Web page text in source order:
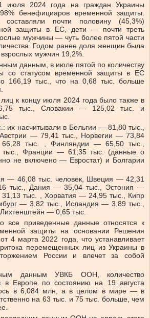
июля 2024 года на граждан Украины
бенефициаров временной защиты.
почти половину (45,3%)
защиты в ЕС, дети — почти треть
мужчины — чуть более пятой части
Годом ранее доля женщин была
мужчин 19,2%.
данным, в июле пятой по количеству
со статусом временной защиты в ЕС
166,19 тыс., что на 0,68 тыс. больше
к концу июля 2024 года было также в
тыс., Словакии — 125,02 тыс. и
их насчитывали в Бельгии — 81,80 тыс.,
— 79,41 тыс., Норвегии — 73,84
тыс. , Финляндии — 65,50 тыс.,
тыс., Франции — 61,35 тыс. (данные о
не включено — Евростат) и Болгарии
— 46,08 тыс. человек, Швеция — 42,31
тыс., Дания — 35,04 тыс., Эстония —
тыс. , Хорватия — 24,95 тыс., Кипр
— 3,82 тыс., Исландия — 3,89 тыс.,
— 0,65 тыс.
все приведенные данные относятся к
защиты на основании Решения
4 марта 2022 года, что устанавливает
перемещенных лиц из Украины в
России и влечет за собой
данным УВКБ ООН, количество
в Европе по состоянию на 19 августа
в 6,084 млн, а в целом в мире — в
на 63 тыс. и 75 тыс. больше, чем